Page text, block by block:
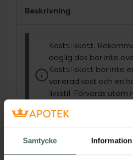
Samtycke Information
Beskrivning
Kosttillskott.
daglig dos bör inte
Kosttillskott bör inte
varierad kost och en
livsstil. Förvaras utom
med kalcium och
kortkedjig fettsyra som